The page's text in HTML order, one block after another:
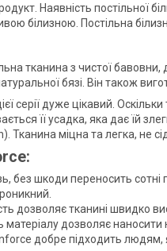
Наявність
білизною. Постільна
тканина з чистої
бязі. Він також
серії дуже цікавий.
її усадка, яка дає їй
Тканина міцна та легка, не
без шкоди переносить сотні
дозволяє тканині швидко
матеріалу дозволяє наносити
добре підходить людям,